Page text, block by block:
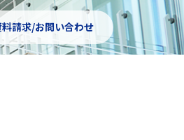
料請求/お問い合わせ